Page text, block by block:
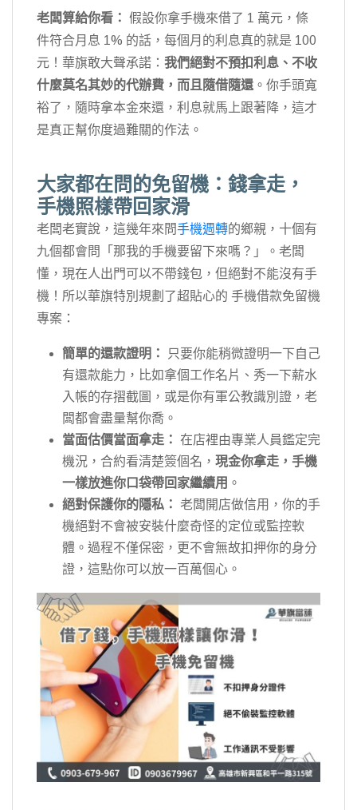
老闆算給你看： 假設你拿手機來借了 1 萬元，條
件符合月息 1% 的話，每個月的利息真的就是 100
元！華旗敢大聲承諾： 我們絕對不預扣利息、不收
什麼莫名其妙的代辦費，而且隨借隨還 。你手頭寬
裕了，隨時拿本金來還，利息就馬上跟著降，這才
是真正幫你度過難關的作法。
大家都在問的免留機：錢拿走，
手機照樣帶回家滑
老闆老實說，這幾年來問手機週轉的鄉親，十個有
九個都會問「那我的手機要留下來嗎？」。老闆
懂，現在人出門可以不帶錢包，但絕對不能沒有手
機！所以華旗特別規劃了超貼心的 手機借款免留機
專案：
簡單的還款證明：
只要你能稍微證明一下自己
有還款能力，比如拿個工作名片、秀一下薪水
入帳的存摺截圖，或是你有軍公教識別證，老
闆都會盡量幫你喬。
當面估價當面拿走： 在店裡由專業人員鑑定完
機況，合約看清楚簽個名， 現金你拿走，手機
一樣放進你口袋帶回家繼續用 。
絕對保護你的隱私： 老闆開店做信用，你的手
機絕對不會被安裝什麼奇怪的定位或監控軟
體。過程不僅保密，更不會無故扣押你的身分
證，這點你可以放一百萬個心。